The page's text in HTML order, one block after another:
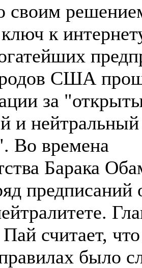
своим
к
США
за
и нейтральный
Во времена
Барака
предписаний
считает,
было